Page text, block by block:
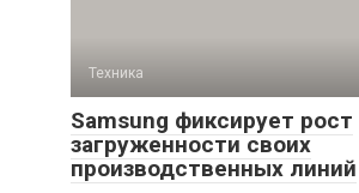
Техника
Samsung фиксирует рост
загруженности своих
производственных линий